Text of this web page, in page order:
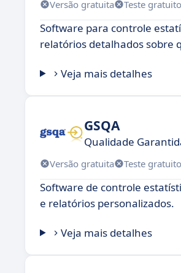
Versão gratuita Teste gratuito
Software para controle
relatórios detalhados sobre
Veja mais detalhes
GSQA
Qualidade
Versão gratuita Teste gratuito
Software de controle
e relatórios personalizados.
Veja mais detalhes